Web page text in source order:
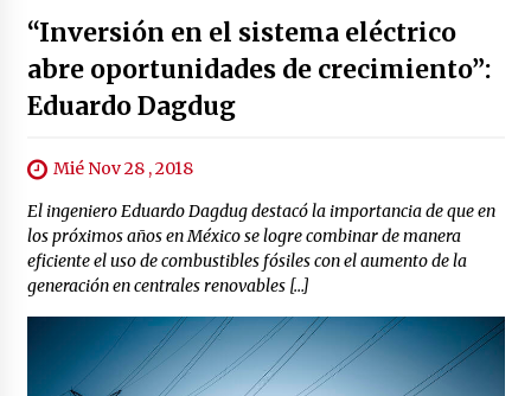
“Inversión en el sistema eléctrico
abre oportunidades de crecimiento”:
Eduardo Dagdug
Mié Nov 28 , 2018
El ingeniero Eduardo Dagdug destacó la importancia de que en
los próximos años en México se logre combinar de manera
eficiente el uso de combustibles fósiles con el aumento de la
generación en centrales renovables […]